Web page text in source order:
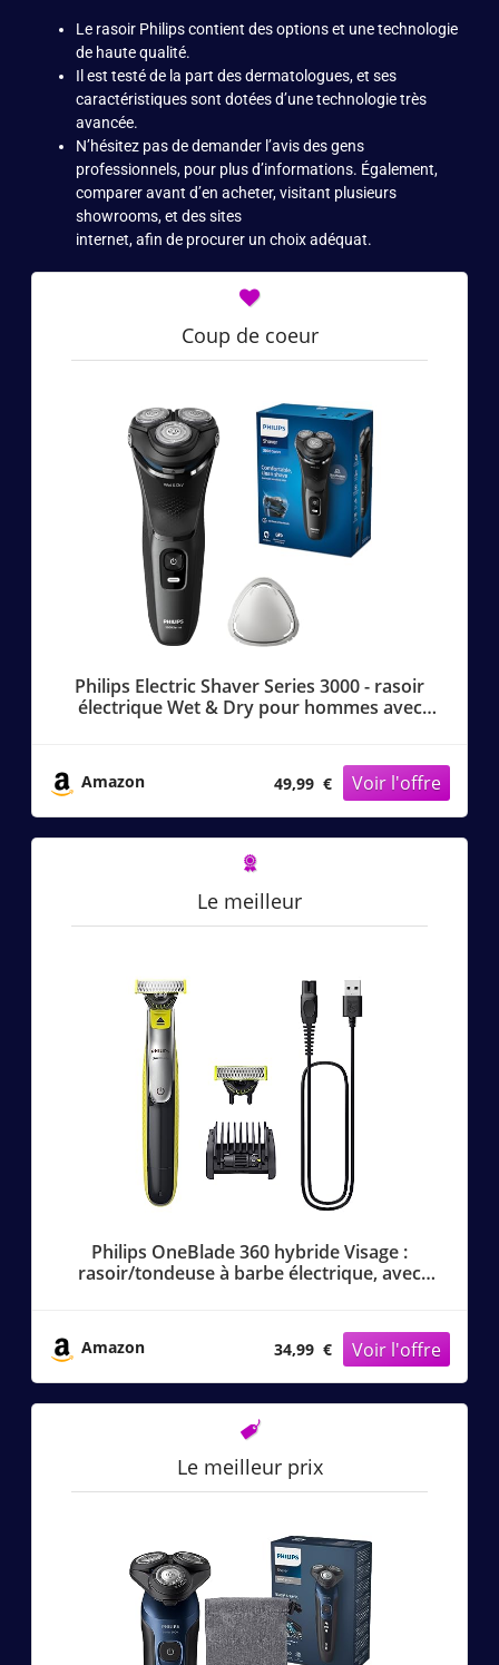
Le rasoir Philips contient des options et une technologie
de haute qualité.
Il est testé de la part des dermatologues, et ses
caractéristiques sont dotées d’une technologie très
avancée.
N’hésitez pas de demander l’avis des gens
professionnels, pour plus d’informations. Également,
comparer avant d’en acheter, visitant plusieurs
showrooms, et des sites
internet, afin de procurer un choix adéquat.
Coup de coeur
Philips Electric Shaver Series 3000 - rasoir
électrique Wet & Dry pour hommes avec
sans fil (modèle S3145/00)
Amazon 49,99 €
Le meilleur
Philips OneBlade 360 hybride Visage :
rasoir/tondeuse à barbe électrique, avec
Amazon 34,99 €
Le meilleur prix